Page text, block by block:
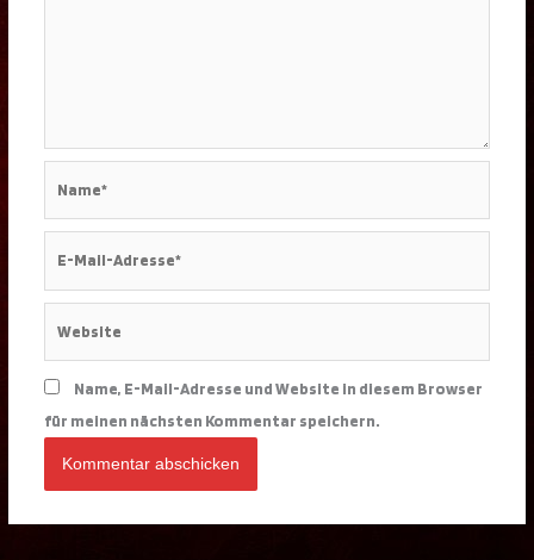
Adresse*
Name, E-Mail-Adresse und Website in diesem Browser
für meinen nächsten Kommentar speichern.